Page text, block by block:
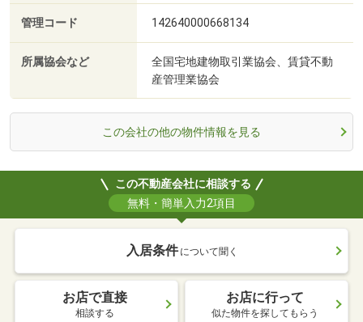
管理コード 142640000668134
所属協会など
全国宅地建物取引業協会、賃貸不動
産管理業協会
この会社の他の物件情報を見る
この不動産会社に相談する
無料・簡単入力2項目
入居条件 について聞く
お店で直接
相談する
お店に行って
似た物件を探してもらう